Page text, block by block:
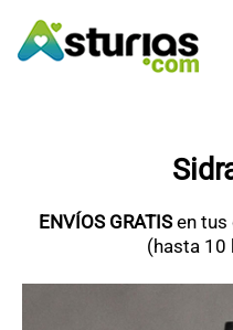
QUÉ HACER
ENVÍOS GRATISen tus
(hasta 10